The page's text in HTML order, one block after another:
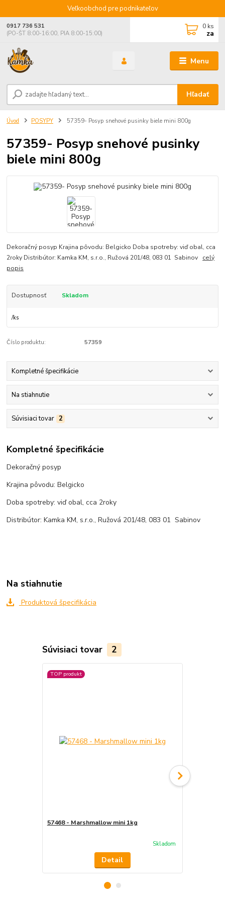
Veľkoobchod pre podnikateľov
Menu
Hľadať
0917 736 531
(PO-ŠT 8:00-16:00, PIA 8:00-15:00)
0 ks
za
Úvod POSYPY 57359- Posyp snehové pusinky biele mini 800g
57359- Posyp snehové pusinky
biele mini 800g
Dekoračný posyp Krajina pôvodu: Belgicko Doba spotreby: viď obal, cca
2roky Distribútor: Kamka KM, s.r.o., Ružová 201/48, 083 01 Sabinov celý
popis
Dostupnosť Skladom
/ks
Číslo produktu: 57359
Kompletné špecifikácie
Na stiahnutie
Súvisiaci tovar 2
Kompletné špecifikácie
Dekoračný posyp
Krajina pôvodu: Belgicko
Doba spotreby: viď obal, cca 2roky
Distribútor: Kamka KM, s.r.o., Ružová 201/48, 083 01 Sabinov
Na stiahnutie
Produktová špecifikácia
Súvisiaci tovar 2
TOP produkt
57468 - Marshmallow mini 1kg
Skladom
Detail